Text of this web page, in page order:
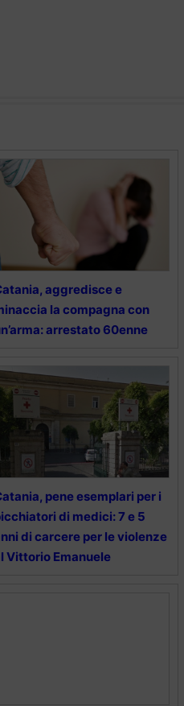
aggredisce e
la compagna con
arrestato 60enne
pene esemplari per i
di medici: 7 e 5
di carcere per le violenze
Vittorio Emanuele